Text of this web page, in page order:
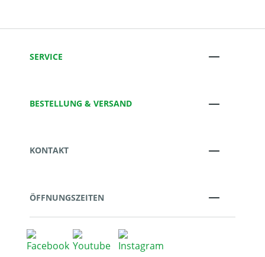
SERVICE
BESTELLUNG & VERSAND
KONTAKT
ÖFFNUNGSZEITEN